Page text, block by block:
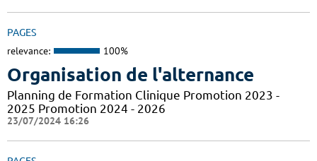
PAGES
relevance: 100%
Organisation de l'alternance
Planning de Formation Clinique Promotion 2023 -
2025 Promotion 2024 - 2026
23/07/2024 16:26